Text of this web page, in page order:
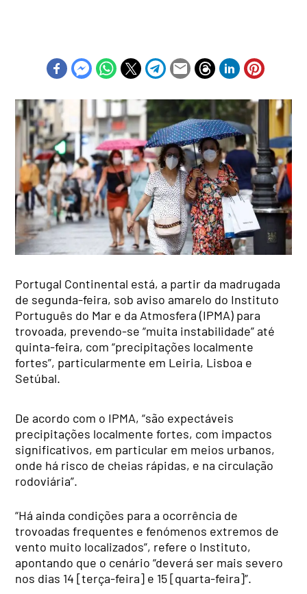
Portugal Continental está, a partir da madrugada
de segunda-feira, sob aviso amarelo do Instituto
Português do Mar e da Atmosfera (IPMA) para
trovoada, prevendo-se “muita instabilidade” até
quinta-feira, com “precipitações localmente
fortes”, particularmente em Leiria, Lisboa e
Setúbal.
De acordo com o IPMA, “são expectáveis
precipitações localmente fortes, com impactos
significativos, em particular em meios urbanos,
onde há risco de cheias rápidas, e na circulação
rodoviária”.
“Há ainda condições para a ocorrência de
trovoadas frequentes e fenómenos extremos de
vento muito localizados”, refere o Instituto,
apontando que o cenário “deverá ser mais severo
nos dias 14 [terça-feira] e 15 [quarta-feira]”.